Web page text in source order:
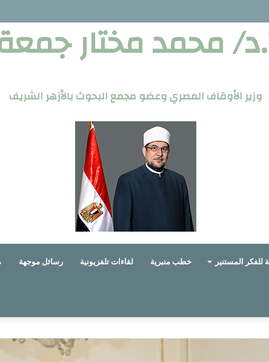
محمد مختار
وزير الأوقاف المصري وعضو مجمع البحوث بالأزهر الشريف
للفكر المستنير خطب منبرية لقاءات تلفزيونية رسائل موجهة